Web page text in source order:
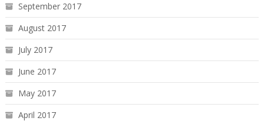
September 2017
August 2017
July 2017
June 2017
May 2017
April 2017